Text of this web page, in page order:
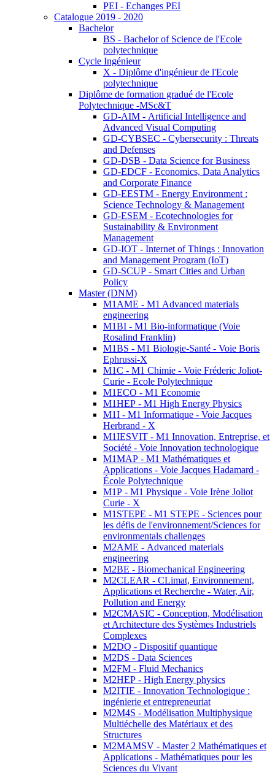
PEI - Echanges PEI
Catalogue 2019 - 2020
Bachelor
BS - Bachelor of Science de l'Ecole
polytechnique
Cycle Ingénieur
X - Diplôme d'ingénieur de l'Ecole
polytechnique
Diplôme de formation gradué de l'Ecole
Polytechnique -MSc&T
GD-AIM - Artificial Intelligence and
Advanced Visual Computing
GD-CYBSEC - Cybersecurity : Threats
and Defenses
GD-DSB - Data Science for Business
GD-EDCF - Economics, Data Analytics
and Corporate Finance
GD-EESTM - Energy Environment :
Science Technology & Management
GD-ESEM - Ecotechnologies for
Sustainability & Environment
Management
GD-IOT - Internet of Things : Innovation
and Management Program (IoT)
GD-SCUP - Smart Cities and Urban
Policy
Master (DNM)
M1AME - M1 Advanced materials
engineering
M1BI - M1 Bio-informatique (Voie
Rosalind Franklin)
M1BS - M1 Biologie-Santé - Voie Boris
Ephrussi-X
M1C - M1 Chimie - Voie Fréderic Joliot-
Curie - Ecole Polytechnique
M1ECO - M1 Economie
M1HEP - M1 High Energy Physics
M1I - M1 Informatique - Voie Jacques
Herbrand - X
M1IESVIT - M1 Innovation, Entreprise, et
Société - Voie Innovation technologique
M1MAP - M1 Mathématiques et
Applications - Voie Jacques Hadamard -
École Polytechnique
M1P - M1 Physique - Voie Irène Joliot
Curie - X
M1STEPE - M1 STEPE - Sciences pour
les défis de l'environnement/Sciences for
environmentals challenges
M2AME - Advanced materials
engineering
M2BE - Biomechanical Engineering
M2CLEAR - CLimat, Environnement,
Applications et Recherche - Water, Air,
Pollution and Energy
M2CMASIC - Conception, Modélisation
et Architecture des Systèmes Industriels
Complexes
M2DQ - Dispositif quantique
M2DS - Data Sciences
M2FM - Fluid Mechanics
M2HEP - High Energy physics
M2ITIE - Innovation Technologique :
ingénierie et entrepreneuriat
M2M4S - Modélisation Multiphysique
Multiéchelle des Matériaux et des
Structures
M2MAMSV - Master 2 Mathématiques et
Applications - Mathématiques pour les
Sciences du Vivant